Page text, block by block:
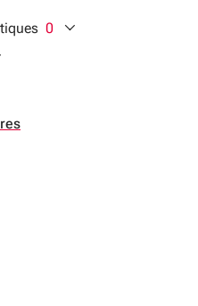
0
filtres sélectionnés